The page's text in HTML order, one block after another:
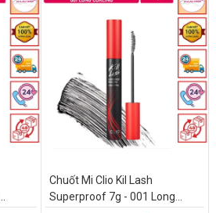
Chuốt Mi Clio Kil Lash
Superproof 7g - 001 Long...